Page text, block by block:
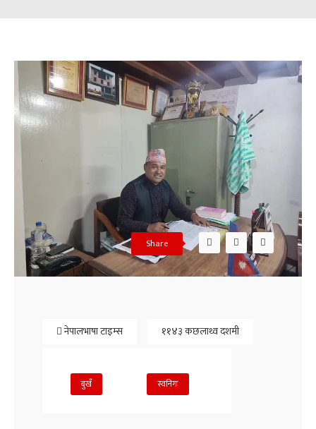
Share
नेपालभाषा टाइम्स ११४३ कछलाथ्व दशमी
बुखँ स्वनिगः